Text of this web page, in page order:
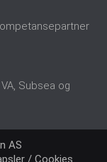
Subsea og
AS
/ Cookies